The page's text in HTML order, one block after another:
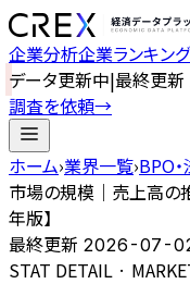
企業分析企業ランキング
データ更新中|最終更新
調査を依頼→
ホーム›業界一覧›BPO
市場の規模｜売上高の
年版】
最終更新 2026-07-
STAT DETAIL ·